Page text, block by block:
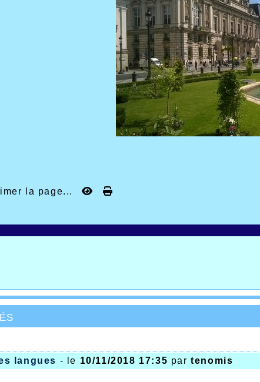
la page...
langues - le 10/11/2018 17:35 partenomis